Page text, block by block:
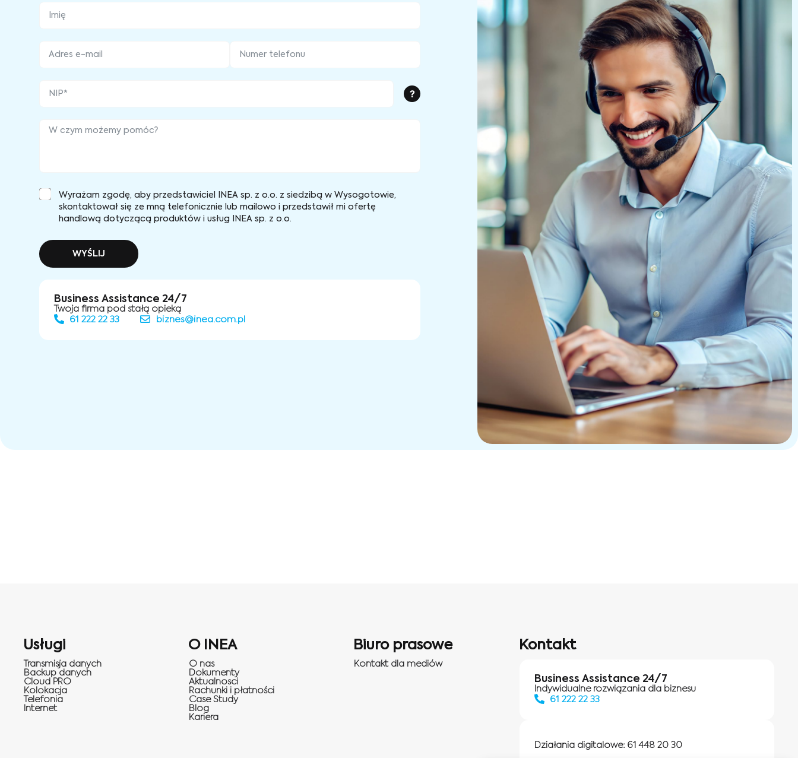
?
Wyrażam zgodę, aby przedstawiciel INEA sp. z o.o. z siedzibą w Wysogotowie,
skontaktował się ze mną telefonicznie lub mailowo i przedstawił mi ofertę
handlową dotyczącą produktów i usług INEA sp. z o.o.
WYŚLIJ
Business Assistance 24/7
Twoja firma pod stałą opieką
61 222 22 33
biznes@inea.com.pl
Usługi
Transmisja danych
Backup danych
Cloud PRO
Kolokacja
Telefonia
Internet
O INEA
O nas
Dokumenty
Aktualnosci
Rachunki i płatności
Case Study
Blog
Kariera
Biuro prasowe
Kontakt dla mediów
Kontakt
Business Assistance 24/7
Indywidualne rozwiązania dla biznesu
61 222 22 33
Działania digitalowe: 61 448 20 30